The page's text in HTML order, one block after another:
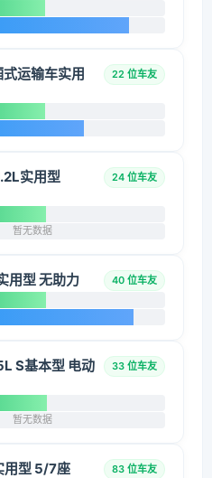
运输车实用
22 位车友
实用型
24 位车友
暂无数据
用型 无助力 40 位车友
S基本型 电动
33 位车友
暂无数据
用型 5/7座 83 位车友